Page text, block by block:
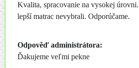
Kvalita, spracovanie na vysokej
lepší matrac nevybrali. Odporúčame.
Odpověď administrátora:
Ďakujeme veľmi pekne